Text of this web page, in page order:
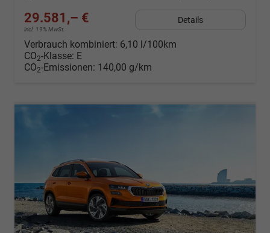
29.581,– €
incl. 19% MwSt.
Details
Verbrauch kombiniert: 6,10 l/100km
CO2-Klasse: E
CO2-Emissionen: 140,00 g/km